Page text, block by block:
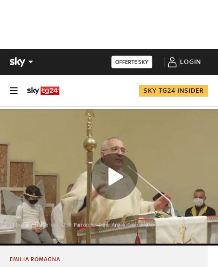
OFFERTE SKY LOGIN
SKY TG24 INSIDER
EMILIA ROMAGNA